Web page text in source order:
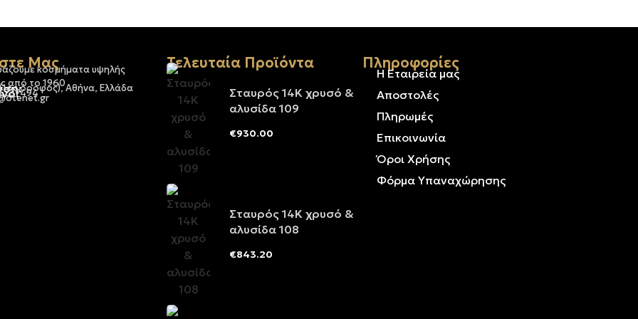
Μας
κοσμήματα υψηλής
από το 1960
όροφος), Αθήνα, Ελλάδα
Τελευταία Προϊόντα
Σταυρός 14Κ χρυσό &
αλυσίδα 109
€930.00
Σταυρός 14Κ χρυσό &
αλυσίδα 108
€843.20
Πληροφορίες
Η Εταιρεία μας
Αποστολές
Πληρωμές
Επικοινωνία
Όροι Χρήσης
Φόρμα Υπαναχώρησης